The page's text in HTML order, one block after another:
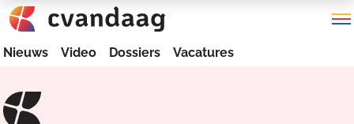
Nieuws Video Dossiers Vacatures